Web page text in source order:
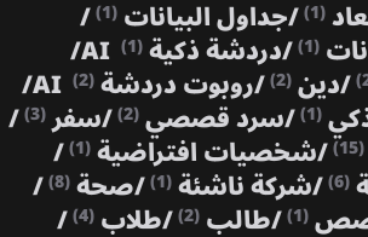
(1)
/جداول البيانات (1)
/
(1)
/دردشة ذكية AI(1)
/
/دين(2)
/روبوت دردشة AI(2)
/
(1)
/سرد قصصي(2)
/سفر(3)
/
(15)
/شخصيات افتراضية(1)
/
(6)
/شركة ناشئة(1)
/صحة(8)
/
(1)
/طالب(2)
/طلاب(4)
/